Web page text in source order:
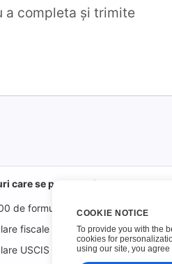
a completa și trimite
care se pot completa
de formulare
fiscale IRS
USCIS
COOKIE NOTICE
To provide you with the
cookies for
using our site, you agree